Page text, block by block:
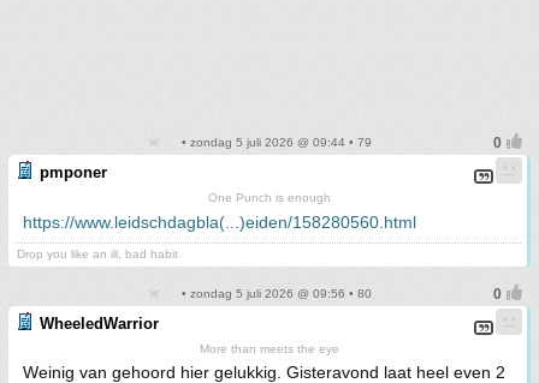
• zondag 5 juli 2026 @ 09:44 • 79
pmponer
One Punch is enough
https://www.leidschdagbla(...)eiden/158280560.html
Drop you like an ill, bad habit
• zondag 5 juli 2026 @ 09:56 • 80
WheeledWarrior
More than meets the eye
Weinig van gehoord hier gelukkig. Gisteravond laat heel even 2